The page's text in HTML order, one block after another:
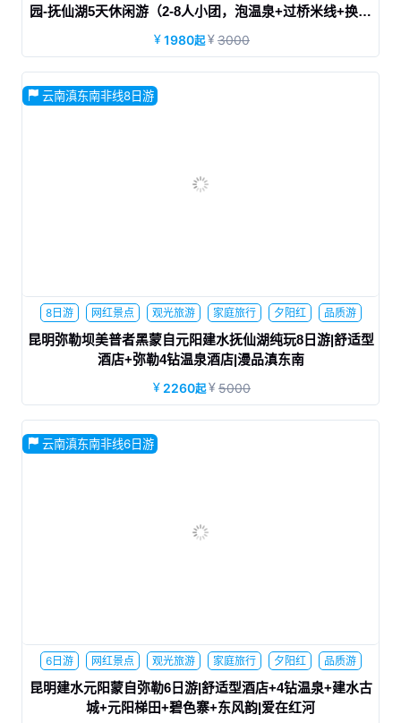
园-抚仙湖5天休闲游（2-8人小团，泡温泉+过桥米线+换装
体验）|大美滇东南
1980起 3000
云南滇东南非线8日游
8日游 网红景点 观光旅游 家庭旅行 夕阳红
品质游
休闲旅游
商务旅游 蜜月旅行
昆明弥勒坝美普者黑蒙自元阳建水抚仙湖纯玩8日游|舒适型
酒店+弥勒4钻温泉酒店|漫品滇东南
2260起 5000
云南滇东南非线6日游
6日游 网红景点 观光旅游 家庭旅行 夕阳红
品质游
休闲旅游
商务旅游 蜜月旅行
昆明建水元阳蒙自弥勒6日游|舒适型酒店+4钻温泉+建水古
城+元阳梯田+碧色寨+东风韵|爱在红河